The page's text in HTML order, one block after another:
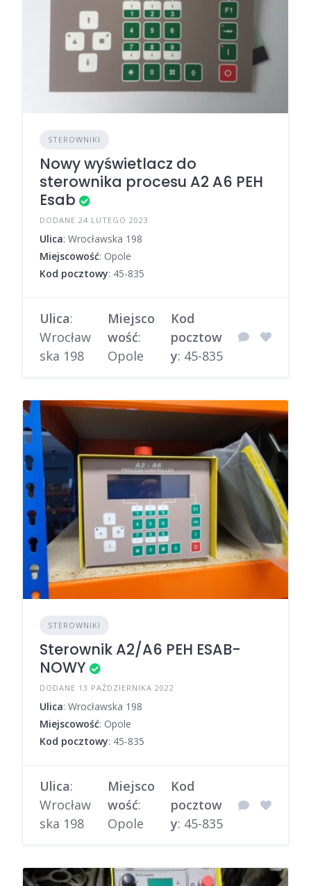
STEROWNIKI
Nowy wyświetlacz do
sterownika procesu A2 A6 PEH
Esab
DODANE 24 LUTEGO 2023
Ulica: Wrocławska 198
Miejscowość: Opole
Kod pocztowy: 45-835
Ulica:
Wrocław
ska 198
Miejsco
wość:
Opole
Kod
pocztow
y: 45-835
STEROWNIKI
Sterownik A2/A6 PEH ESAB-
NOWY
DODANE 13 PAŹDZIERNIKA 2022
Ulica: Wrocławska 198
Miejscowość: Opole
Kod pocztowy: 45-835
Ulica:
Wrocław
ska 198
Miejsco
wość:
Opole
Kod
pocztow
y: 45-835